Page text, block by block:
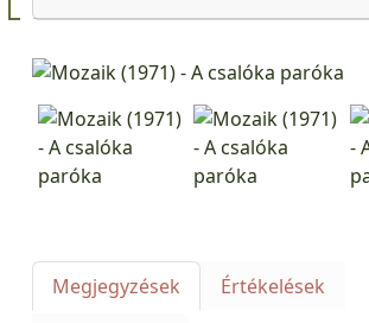
Megjegyzések
Értékelések